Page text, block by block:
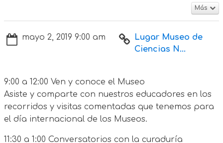
Más
mayo 2, 2019 9:00 am
Lugar Museo de
Ciencias N...
9:00 a 12:00 Ven y conoce el Museo
Asiste y comparte con nuestros educadores en los
recorridos y visitas comentadas que tenemos para
el día internacional de los Museos.
11:30 a 1:00 Conversatorios con la curaduría